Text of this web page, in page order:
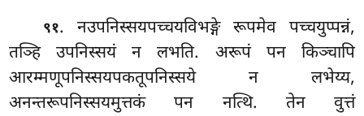
९१. नउपनिस्सयपच्चयविभङ्गे रूपमेव पच्चयुप्पन्नं,
तञ्हि उपनिस्सयं न लभति. अरूपं पन किञ्चापि
आरम्मणूपनिस्सयपकतूपनिस्सये न लभेय्य,
अनन्तरूपनिस्सयमुत्तकं पन नत्थि. तेन वुत्तं